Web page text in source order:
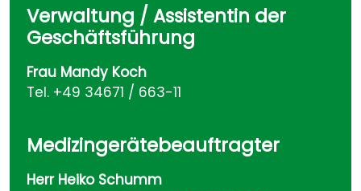
Verwaltung / Assistentin der
Geschäftsführung
Frau Mandy Koch
Tel. +49 34671 / 663-11
Medizingerätebeauftragter
Herr Heiko Schumm